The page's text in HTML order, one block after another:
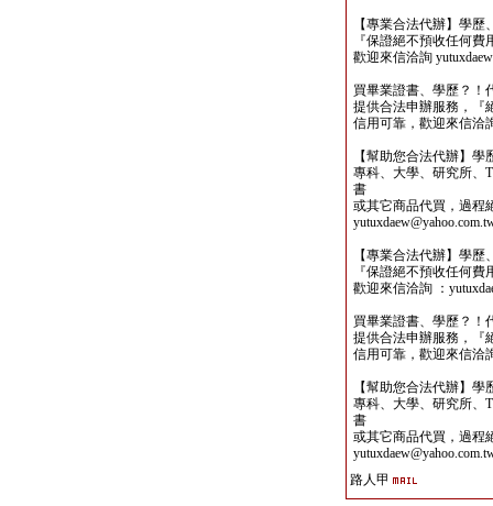
【專業合法代辦】學
『保證絕不預收任何
歡迎來信洽詢
買畢業證書、學歷？！
提供合法申辦服務，『
信用可靠，歡迎來信洽
【幫助您合法代辦】
專科、大學、研究所、
書
或其它商品代買，過程
【專業合法代辦】學
『保證絕不預收任何
歡迎來信洽詢 ：
買畢業證書、學歷？！
提供合法申辦服務，『
信用可靠，歡迎來信洽
【幫助您合法代辦】
專科、大學、研究所、
書
或其它商品代買，過程
路人甲